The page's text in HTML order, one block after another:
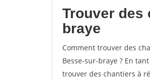
Trouver des
braye
Comment trouver des
Besse-sur-braye ? En
trouver des chantiers à